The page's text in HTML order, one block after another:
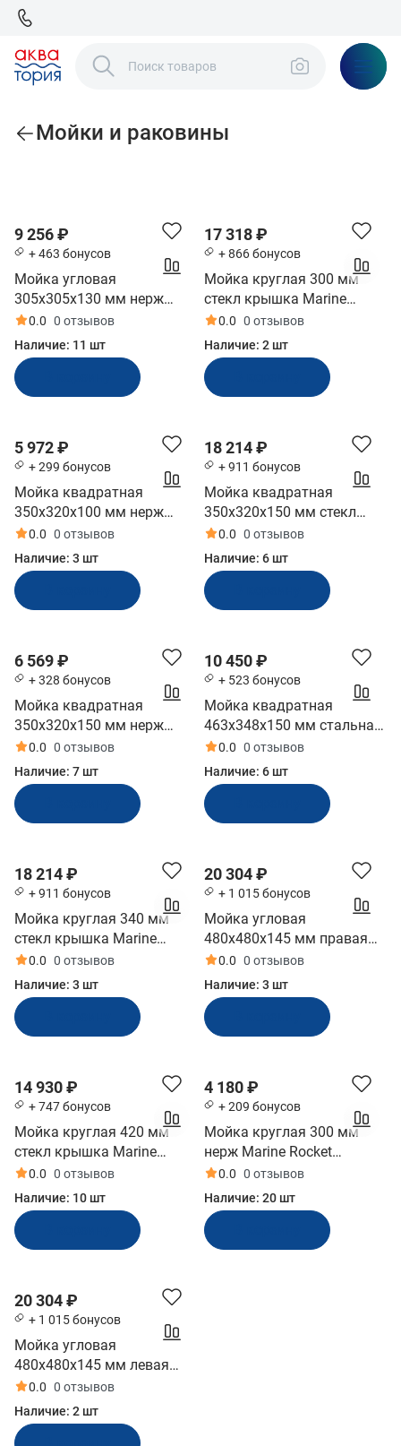
Мойки и раковины
9 256 ₽
+ 463 бонусов
Мойка угловая
305x305x130 мм нерж
Marine Rocket (MR596SS)
0.0 0 отзывов
Наличие: 11 шт
17 318 ₽
+ 866 бонусов
Мойка круглая 300 мм
стекл крышка Marine
Rocket (MR532CSS)
0.0 0 отзывов
Наличие: 2 шт
5 972 ₽
+ 299 бонусов
Мойка квадратная
350x320x100 мм нерж
черная Marine Rocket
(MR23100BSS)
0.0 0 отзывов
Наличие: 3 шт
18 214 ₽
+ 911 бонусов
Мойка квадратная
350x320x150 мм стекл
крышка Marine Rocket
(MR23150BSS)
0.0 0 отзывов
Наличие: 6 шт
6 569 ₽
+ 328 бонусов
Мойка квадратная
350x320x150 мм нерж
черная Marine Rocket
(MR23150SS)
0.0 0 отзывов
Наличие: 7 шт
10 450 ₽
+ 523 бонусов
Мойка квадратная
463x348x150 мм стальная
крышка Marine Rocket
(MR573BSS)
0.0 0 отзывов
Наличие: 6 шт
18 214 ₽
+ 911 бонусов
Мойка круглая 340 мм
стекл крышка Marine
Rocket (MR531CSS)
0.0 0 отзывов
Наличие: 3 шт
20 304 ₽
+ 1 015 бонусов
Мойка угловая
480x480x145 мм правая
стекл крышка Marine
Rocket (MR610RSS)
0.0 0 отзывов
Наличие: 3 шт
14 930 ₽
+ 747 бонусов
Мойка круглая 420 мм
стекл крышка Marine
Rocket (MR570SS)
0.0 0 отзывов
Наличие: 10 шт
4 180 ₽
+ 209 бонусов
Мойка круглая 300 мм
нерж Marine Rocket
(MR532ASS)
0.0 0 отзывов
Наличие: 20 шт
20 304 ₽
+ 1 015 бонусов
Мойка угловая
480x480x145 мм левая
стекл крышка Marine
Rocket (MR610LSS)
0.0 0 отзывов
Наличие: 2 шт